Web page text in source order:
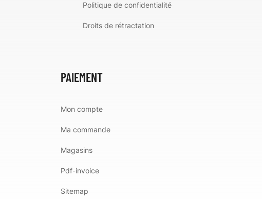
Politique de confidentialité
Droits de rétractation
PAIEMENT
Mon compte
Ma commande
Magasins
Pdf-invoice
Sitemap